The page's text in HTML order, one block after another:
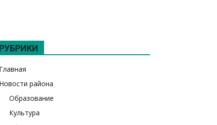
РУБРИКИ
Главная
Новости района
Образование
Культура